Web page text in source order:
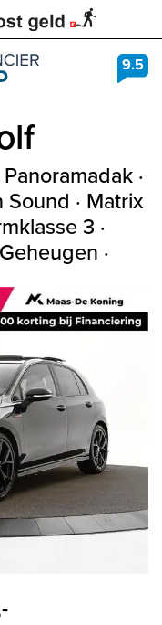
9.5
·
· Matrix
3 ·
·